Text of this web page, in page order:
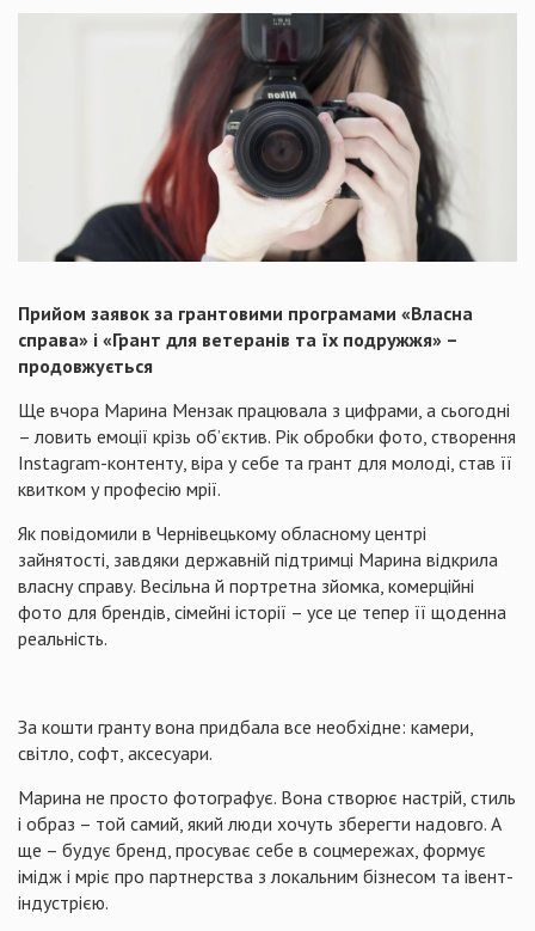
Прийом заявок за грантовими програмами «Власна
справа» і «Грант для ветеранів та їх подружжя» –
продовжується
Ще вчора Марина Мензак працювала з цифрами, а сьогодні
– ловить емоції крізь об’єктив. Рік обробки фото, створення
Instagram-контенту, віра у себе та грант для молоді, став її
квитком у професію мрії.
Як повідомили в Чернівецькому обласному центрі
зайнятості, завдяки державній підтримці Марина відкрила
власну справу. Весільна й портретна зйомка, комерційні
фото для брендів, сімейні історії – усе це тепер її щоденна
реальність.
За кошти гранту вона придбала все необхідне: камери,
світло, софт, аксесуари.
Марина не просто фотографує. Вона створює настрій, стиль
і образ – той самий, який люди хочуть зберегти надовго. А
ще – будує бренд, просуває себе в соцмережах, формує
імідж і мріє про партнерства з локальним бізнесом та івент-
індустрією.